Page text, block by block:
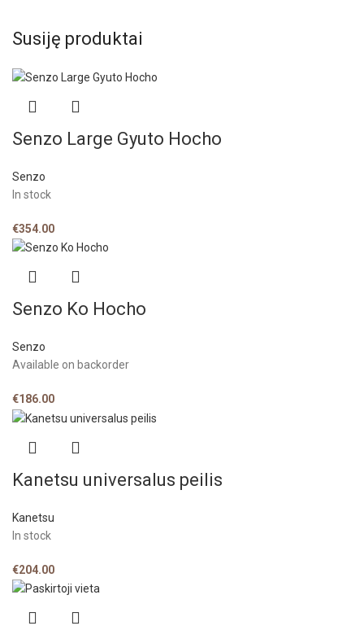
Susiję produktai
Senzo Large Gyuto Hocho
Senzo
In stock
€354.00
Senzo Ko Hocho
Senzo
Available on backorder
€186.00
Kanetsu universalus peilis
Kanetsu
In stock
€204.00